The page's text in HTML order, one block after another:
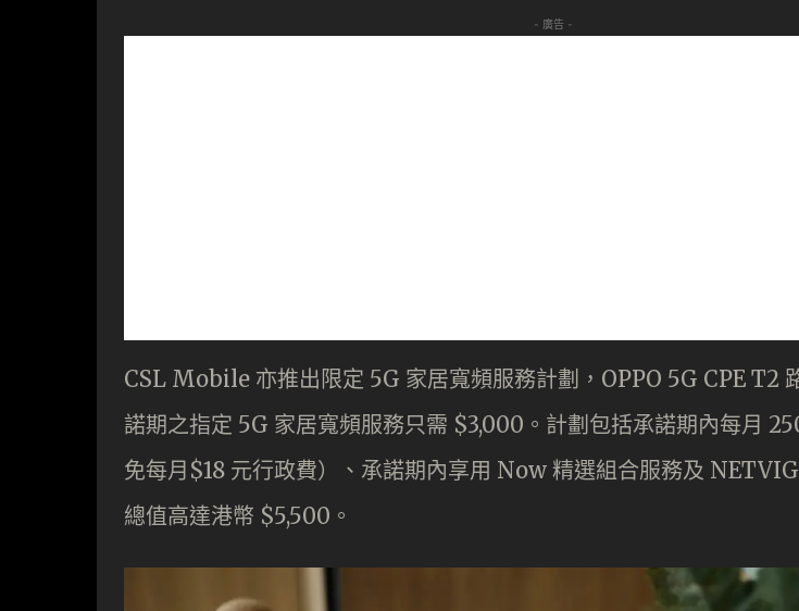
- 廣告 -
CSL Mobile 亦推出限定 5G 家居寬頻服務計劃，OPPO 5G CPE T2
諾期之指定 5G 家居寬頻服務只需 $3,000。計劃包括承諾期內每月
免每月$18 元行政費）、承諾期內享用 Now 精選組合服務及
總值高達港幣 $5,500。